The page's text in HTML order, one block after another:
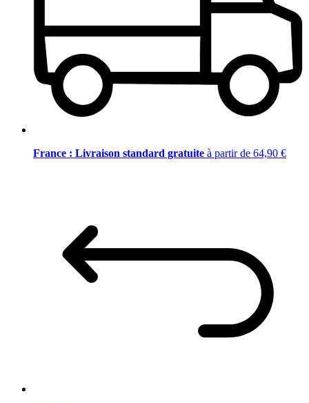
France : Livraison standard gratuite à partir de 64,90 €